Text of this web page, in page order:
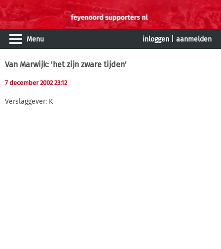
Menu inloggen aanmelden
Van Marwijk: 'het zijn zware tijden'
7 december 2002 23:12
Verslaggever: K